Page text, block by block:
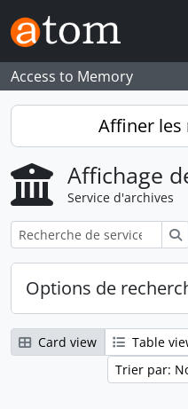
Skip to main content
Access to Memory
Affiner les
Affichage
Service d'archives
Options de
Card view
Table
Trier par: